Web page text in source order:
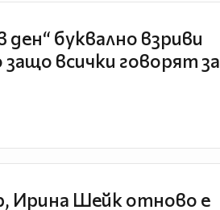
буквално взриви
всички говорят за
Ирина Шейк отново е